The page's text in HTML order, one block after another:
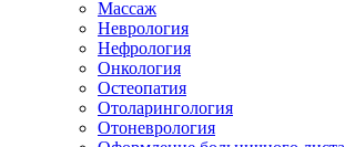
Массаж
Неврология
Нефрология
Онкология
Остеопатия
Отоларингология
Отоневрология